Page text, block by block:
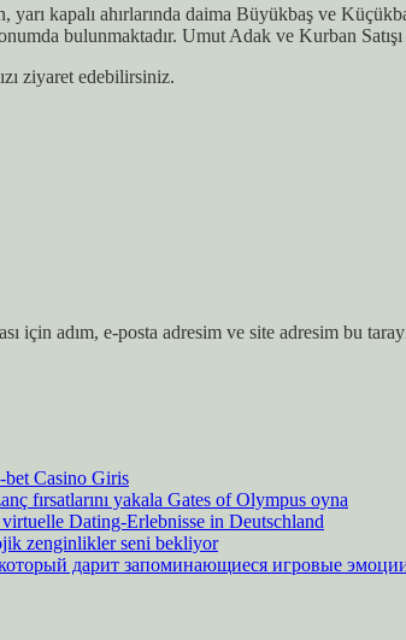
kapalı ahırlarında daima Büyükbaş ve
bulunmaktadır. Umut Adak ve Kurban
ziyaret edebilirsiniz.
için adım, e-posta adresim ve site adresim bu
Casino Giris
fırsatlarını yakala Gates of Olympus oyna
Dating-Erlebnisse in Deutschland
zenginlikler seni bekliyor
дарит запоминающиеся игровые